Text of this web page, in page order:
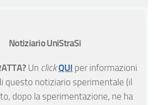
Notiziario UniStraSi
Un clickQUI per informazioni
questo notiziario sperimentale (il
dopo la sperimentazione, ne ha